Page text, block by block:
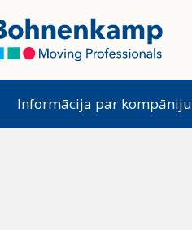
Informācija par kompāniju